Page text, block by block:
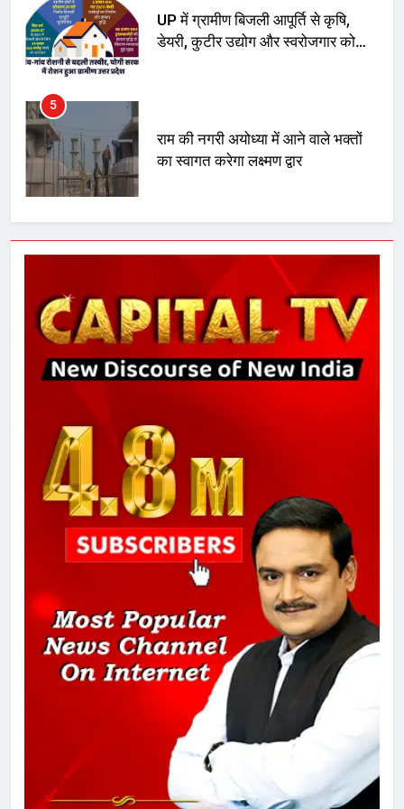
5
राम की नगरी अयोध्या में आने वाले भक्तों
6
उत्तर प्रदेश में गांवों में बढ़ेंगी सुविधाएं: 67%
गाजा युद्धविराम को लेकर बड़ी खबरें
8
दिल्ली कोर्ट ने IRCTC घोटाले में आरोप
तय किए
1
SRN अस्पताल का नाम अमर शहीद ठाकुर
रोशन सिंह के नाम पर करने की मांग तेज
अमर शहीद ठाकुर रोशन सिंह के नाम पर
स्वरूप रानी नेहरू चिकित्सालय का
नामकरण करने की मांग को लेकर
अनिश्चितकालीन धरना शुरू
289 एकड़ भूमि पर विकसित होगा कार्बन-
फ्री डेटा सेंटर, हजारों उच्च-कुशल
रोजगार सृजन की संभावना